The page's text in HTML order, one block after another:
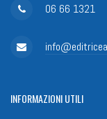
06 66 1321
INFORMAZIONIUTILI